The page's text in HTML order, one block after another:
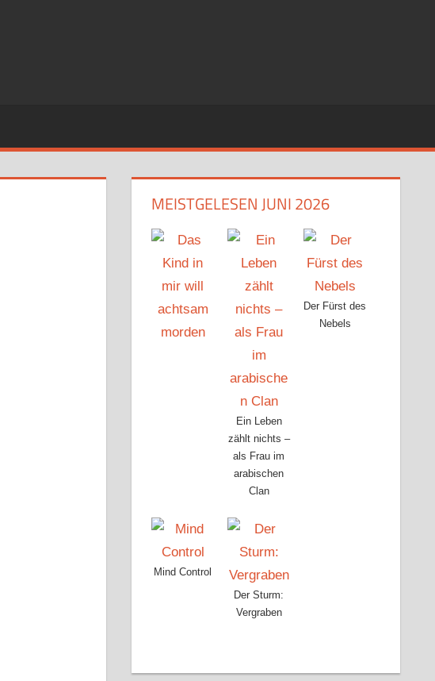
MEISTGELESEN JUNI 2026
Ein Leben
zählt nichts –
als Frau im
arabischen
Clan
Der Fürst des
Nebels
Mind Control
Der Sturm:
Vergraben